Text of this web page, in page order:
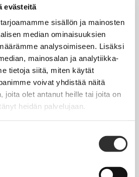
evästeitä
sisällön ja mainosten
median ominaisuuksien
analysoimiseen. Lisäksi
mainosalan ja analytiikka-
tietoja siitä, miten käytät
voivat yhdistää näitä
joita olet antanut heille tai joita on
heidän palvelujaan.
sekä muut työ- ja